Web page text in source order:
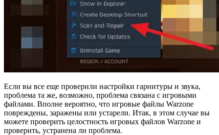
Если вы все еще проверили настройки гарнитуры и звука,
проблема та же, возможно, проблема связана с игровыми
файлами. Вполне вероятно, что игровые файлы Warzone
повреждены, заражены или устарели. Итак, в этом случае вы
можете проверить целостность игровых файлов Warzone и
проверить, устранена ли проблема.